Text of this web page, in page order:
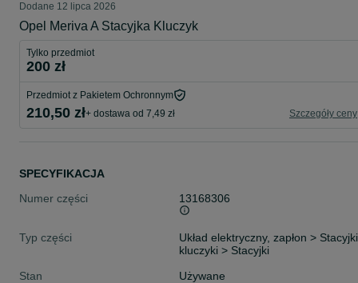
Dodane 12 lipca 2026
Opel Meriva A Stacyjka Kluczyk
Tylko przedmiot
200 zł
Przedmiot z Pakietem Ochronnym
210,50 zł+ dostawa od 7,49 zł Szczegóły ceny
SPECYFIKACJA
Numer części
13168306
Typ części
Układ elektryczny, zapłon >
kluczyki > Stacyjki
Stan
Używane